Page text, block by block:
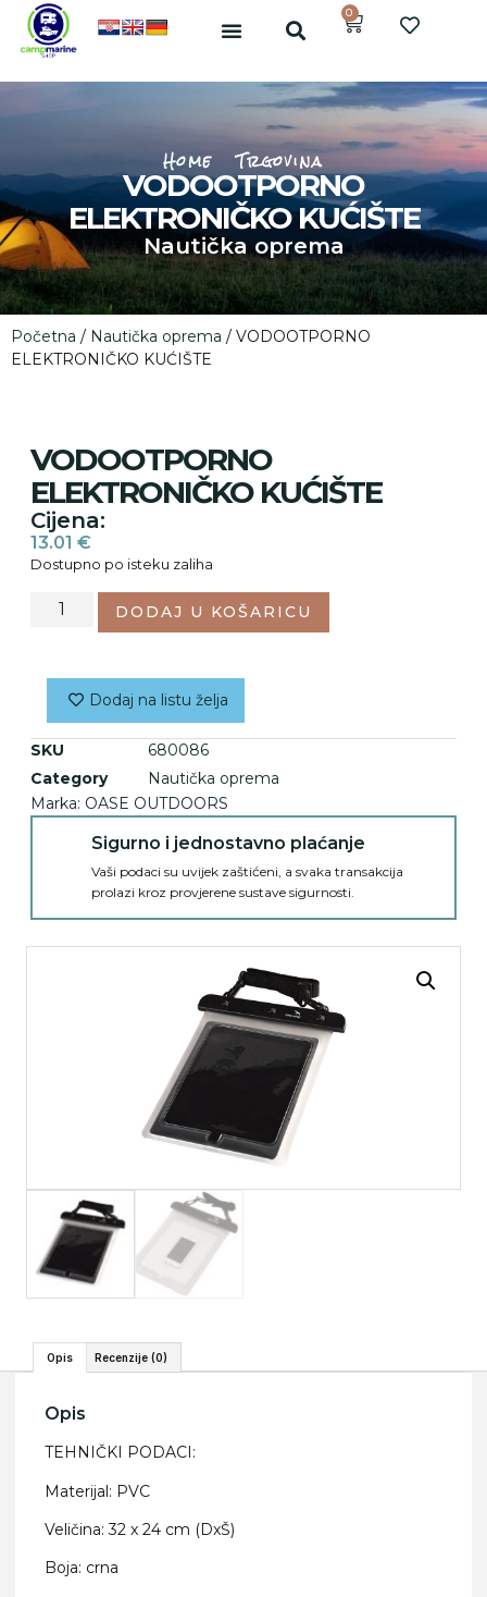
0
Home Trgovina
VODOOTPORNO
ELEKTRONIČKO KUĆIŠTE
Nautička oprema
Početna / Nautička oprema / VODOOTPORNO
ELEKTRONIČKO KUĆIŠTE
VODOOTPORNO
ELEKTRONIČKO KUĆIŠTE
Cijena:
13.01 €
Dostupno po isteku zaliha
DODAJ U KOŠARICU
Dodaj na listu želja
SKU
680086
Category
Nautička oprema
Marka: OASE OUTDOORS
Sigurno i jednostavno plaćanje
Vaši podaci su uvijek zaštićeni, a svaka transakcija
prolazi kroz provjerene sustave sigurnosti.
Opis Recenzije (0)
Opis
TEHNIČKI PODACI:
Materijal: PVC
Veličina: 32 x 24 cm (DxŠ)
Boja: crna